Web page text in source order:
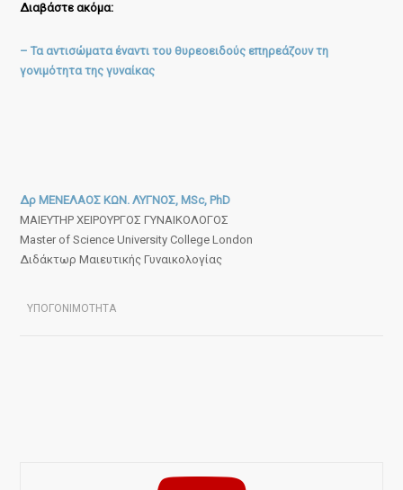
Διαβάστε ακόμα:
– Τα αντισώματα έναντι του θυρεοειδούς επηρεάζουν τη
γονιμότητα της γυναίκας
Δρ ΜΕΝΕΛΑΟΣ ΚΩΝ. ΛΥΓΝΟΣ, MSc, PhD
ΜΑΙΕΥΤΗΡ ΧΕΙΡΟΥΡΓΟΣ ΓΥΝΑΙΚΟΛΟΓΟΣ
Master of Science University College London
Διδάκτωρ Μαιευτικής Γυναικολογίας
ΥΠΟΓΟΝΙΜΟΤΗΤΑ